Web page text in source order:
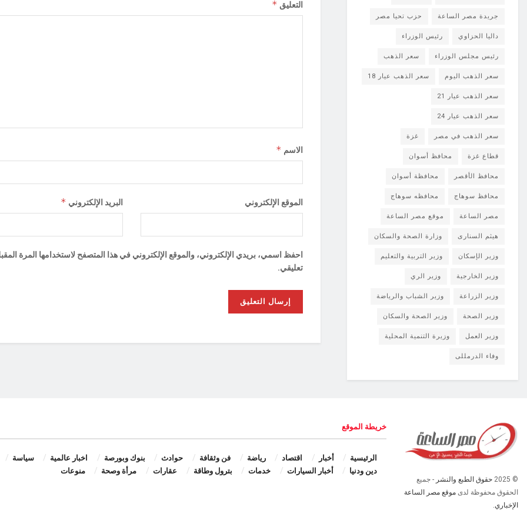
التعليق *
الاسم *
البريد الإلكتروني * الموقع الإلكتروني
احفظ اسمي، بريدي الإلكتروني، والموقع الإلكتروني في هذا المتصفح لاستخدامها المرة
تعليقي.
جريدة مصر الساعة حزب تحيا مصر
داليا الحزاوي رئيس الوزراء
رئيس مجلس الوزراء سعر الذهب
سعر الذهب اليوم سعر الذهب عيار 18
سعر الذهب عيار 21
سعر الذهب عيار 24
سعر الذهب في مصر غزة
قطاع غزة محافظ أسوان
محافظ الأقصر محافظة أسوان
محافظ سوهاج محافظه سوهاج
مصر الساعة موقع مصر الساعة
هيثم السنارى وزارة الصحة والسكان
وزير الإسكان وزير التربية والتعليم
وزير الخارجية وزير الري
وزير الزراعة وزير الشباب والرياضة
وزير الصحة وزير الصحة والسكان
وزير العمل وزيرة التنمية المحلية
وفاء الدرمللى
© 2025 حقوق الطبع والنشر - جميع
الحقوق محفوظة لدى موقع مصر الساعة
الإخباري.
خريطة الموقع
الرئيسية أخبار اقتصاد رياضة فن وثقافة حوادث بنوك وبورصة اخبار عالمية
سياسة
دين ودنيا
أخبار السيارات خدمات بترول وطاقة عقارات مرأة وصحة منوعات